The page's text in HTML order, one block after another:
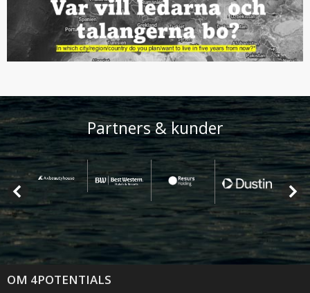
Partners & kunder
OM 4POTENTIALS